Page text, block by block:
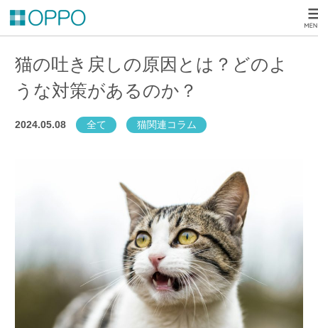
猫の吐き戻しの原因とは？どのよ
うな対策があるのか？
2024.05.08 全て 猫関連コラム